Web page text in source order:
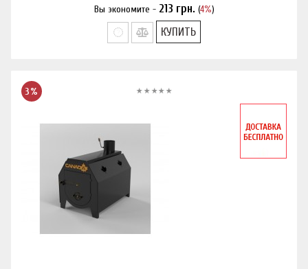
Вы экономите - 213 грн. (4%)
Нашли дешевле?
КУПИТЬ
3%